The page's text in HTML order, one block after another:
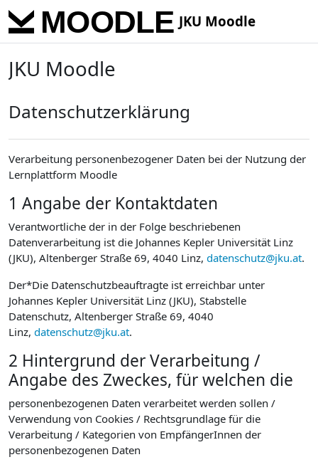
Skip to main content
JKU Moodle
JKU Moodle
Datenschutzerklärung
Verarbeitung personenbezogener Daten bei der Nutzung der
Lernplattform Moodle
1 Angabe der Kontaktdaten
Verantwortliche der in der Folge beschriebenen
Datenverarbeitung ist die Johannes Kepler Universität Linz
(JKU), Altenberger Straße 69, 4040 Linz, datenschutz@jku.at.
Der*Die Datenschutzbeauftragte ist erreichbar unter
Johannes Kepler Universität Linz (JKU), Stabstelle
Datenschutz, Altenberger Straße 69, 4040
Linz, datenschutz@jku.at.
2 Hintergrund der Verarbeitung /
Angabe des Zweckes, für welchen die
personenbezogenen Daten verarbeitet werden sollen /
Verwendung von Cookies / Rechtsgrundlage für die
Verarbeitung / Kategorien von EmpfängerInnen der
personenbezogenen Daten